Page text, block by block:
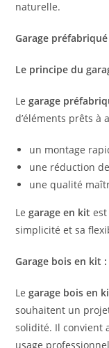
naturelle.
Garage
Le principe du
Legarage
d’éléments prêts à
un montage
une réduction
une qualité
Legarage en kit
simplicité et sa
Garage bois en kit
Legarage bois en
souhaitent un
solidité. Il convient
usage